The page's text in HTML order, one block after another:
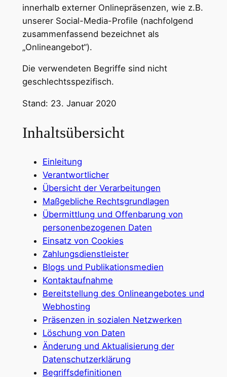
innerhalb externer Onlinepräsenzen, wie z.B.
unserer Social-Media-Profile (nachfolgend
zusammenfassend bezeichnet als
„Onlineangebot“).
Die verwendeten Begriffe sind nicht
geschlechtsspezifisch.
Stand: 23. Januar 2020
Inhaltsübersicht
Einleitung
Verantwortlicher
Übersicht der Verarbeitungen
Maßgebliche Rechtsgrundlagen
Übermittlung und Offenbarung von
personenbezogenen Daten
Einsatz von Cookies
Zahlungsdienstleister
Blogs und Publikationsmedien
Kontaktaufnahme
Bereitstellung des Onlineangebotes und
Webhosting
Präsenzen in sozialen Netzwerken
Löschung von Daten
Änderung und Aktualisierung der
Datenschutzerklärung
Begriffsdefinitionen